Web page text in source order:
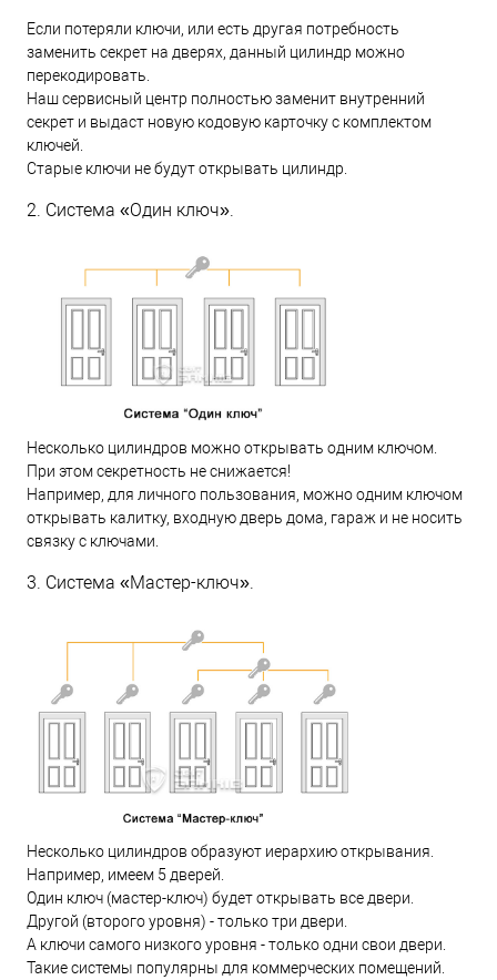
Если потеряли ключи, или есть другая потребность
заменить секрет на дверях, данный цилиндр можно
перекодировать.
Наш сервисный центр полностью заменит внутренний
секрет и выдаст новую кодовую карточку с комплектом
ключей.
Старые ключи не будут открывать цилиндр.
2. Система «Один ключ».
Несколько цилиндров можно открывать одним ключом.
При этом секретность не снижается!
Например, для личного пользования, можно одним ключом
открывать калитку, входную дверь дома, гараж и не носить
связку с ключами.
3. Система «Мастер-ключ».
Несколько цилиндров образуют иерархию открывания.
Например, имеем 5 дверей.
Один ключ (мастер-ключ) будет открывать все двери.
Другой (второго уровня) - только три двери.
А ключи самого низкого уровня - только одни свои двери.
Такие системы популярны для коммерческих помещений.